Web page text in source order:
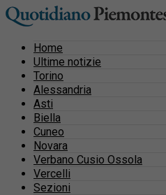
Home
Ultime notizie
Torino
Alessandria
Asti
Biella
Cuneo
Novara
Verbano Cusio Ossola
Vercelli
Sezioni